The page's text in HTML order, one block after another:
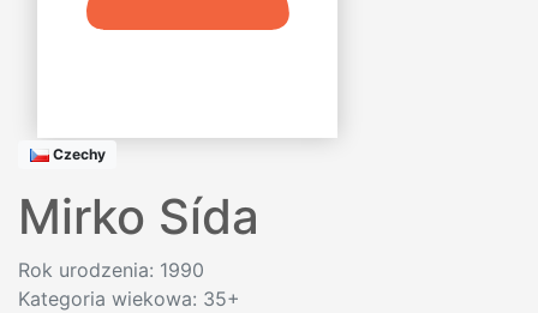
Czechy
Mirko Sída
Rok urodzenia: 1990
Kategoria wiekowa: 35+